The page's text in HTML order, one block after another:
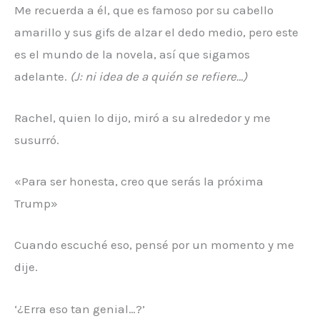
Me recuerda a él, que es famoso por su cabello
amarillo y sus gifs de alzar el dedo medio, pero este
es el mundo de la novela, así que sigamos
adelante. (J: ni idea de a quién se refiere…)
Rachel, quien lo dijo, miró a su alrededor y me
susurró.
«Para ser honesta, creo que serás la próxima
Trump»
Cuando escuché eso, pensé por un momento y me
dije.
‘¿Erra eso tan genial…?’